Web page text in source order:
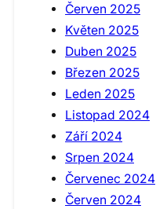
Červen 2025
Květen 2025
Duben 2025
Březen 2025
Leden 2025
Listopad 2024
Září 2024
Srpen 2024
Červenec 2024
Červen 2024